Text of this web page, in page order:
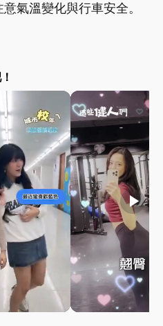
氣溫變化與行車安全。
play_arrow